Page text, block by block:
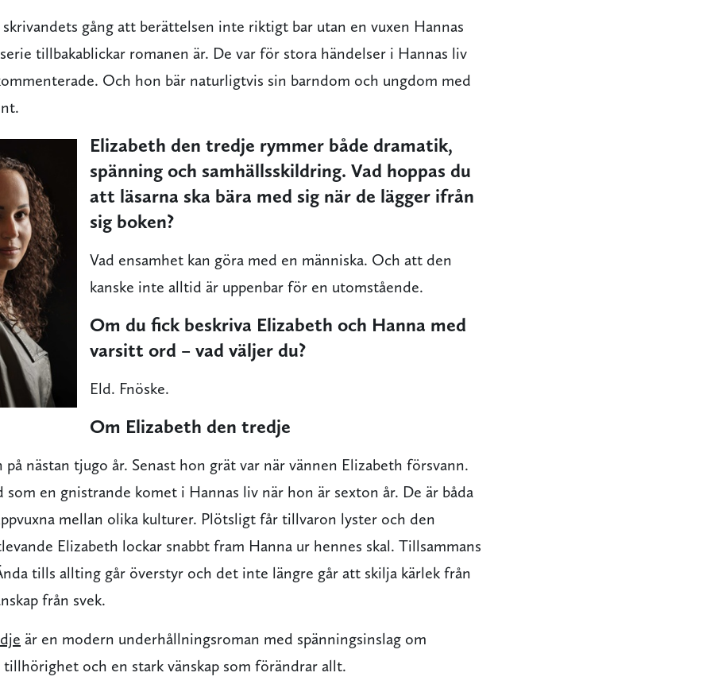
skrivandets gång att berättelsen inte riktigt bar utan en vuxen Hannas
tillbakablickar romanen är. De var för stora händelser i Hannas liv
Och hon bär naturligtvis sin barndom och ungdom med
Elizabeth den tredje rymmer både dramatik,
spänning och samhällsskildring. Vad hoppas du
att läsarna ska bära med sig när de lägger ifrån
sig boken?
Vad ensamhet kan göra med en människa. Och att den
kanske inte alltid är uppenbar för en utomstående.
Om du fick beskriva Elizabeth och Hanna med
varsitt ord – vad väljer du?
Eld. Fnöske.
Om Elizabeth den tredje
på nästan tjugo år. Senast hon grät var när vännen Elizabeth försvann.
som en gnistrande komet i Hannas liv när hon är sexton år. De är båda
mellan olika kulturer. Plötsligt får tillvaron lyster och den
Elizabeth lockar snabbt fram Hanna ur hennes skal. Tillsammans
tills allting går överstyr och det inte längre går att skilja kärlek från
från svek.
är en modern underhållningsroman med spänningsinslag om
och en stark vänskap som förändrar allt.